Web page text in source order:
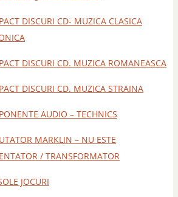
DISCURI CD- MUZICA CLASICA
DISCURI CD. MUZICA ROMANEASCA
DISCURI CD. MUZICA STRAINA
AUDIO – TECHNICS
MARKLIN – NU ESTE
/ TRANSFORMATOR
JOCURI